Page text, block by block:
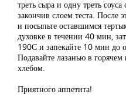
треть сыра и одну треть
закончив слоем теста. После
и посыпьте оставшимся
духовке в течении 40 мин,
190С и запекайте 10 мин до
Подавайте лазанью в
хлебом.
Приятного аппетита!